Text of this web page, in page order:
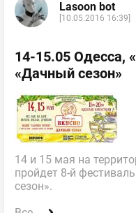
Lasoon bot
[10.05.2016 16:39]
14-15.05 Одесса,
«Дачный сезон»
14 и 15 мая на
пройдет 8-й
сезон».